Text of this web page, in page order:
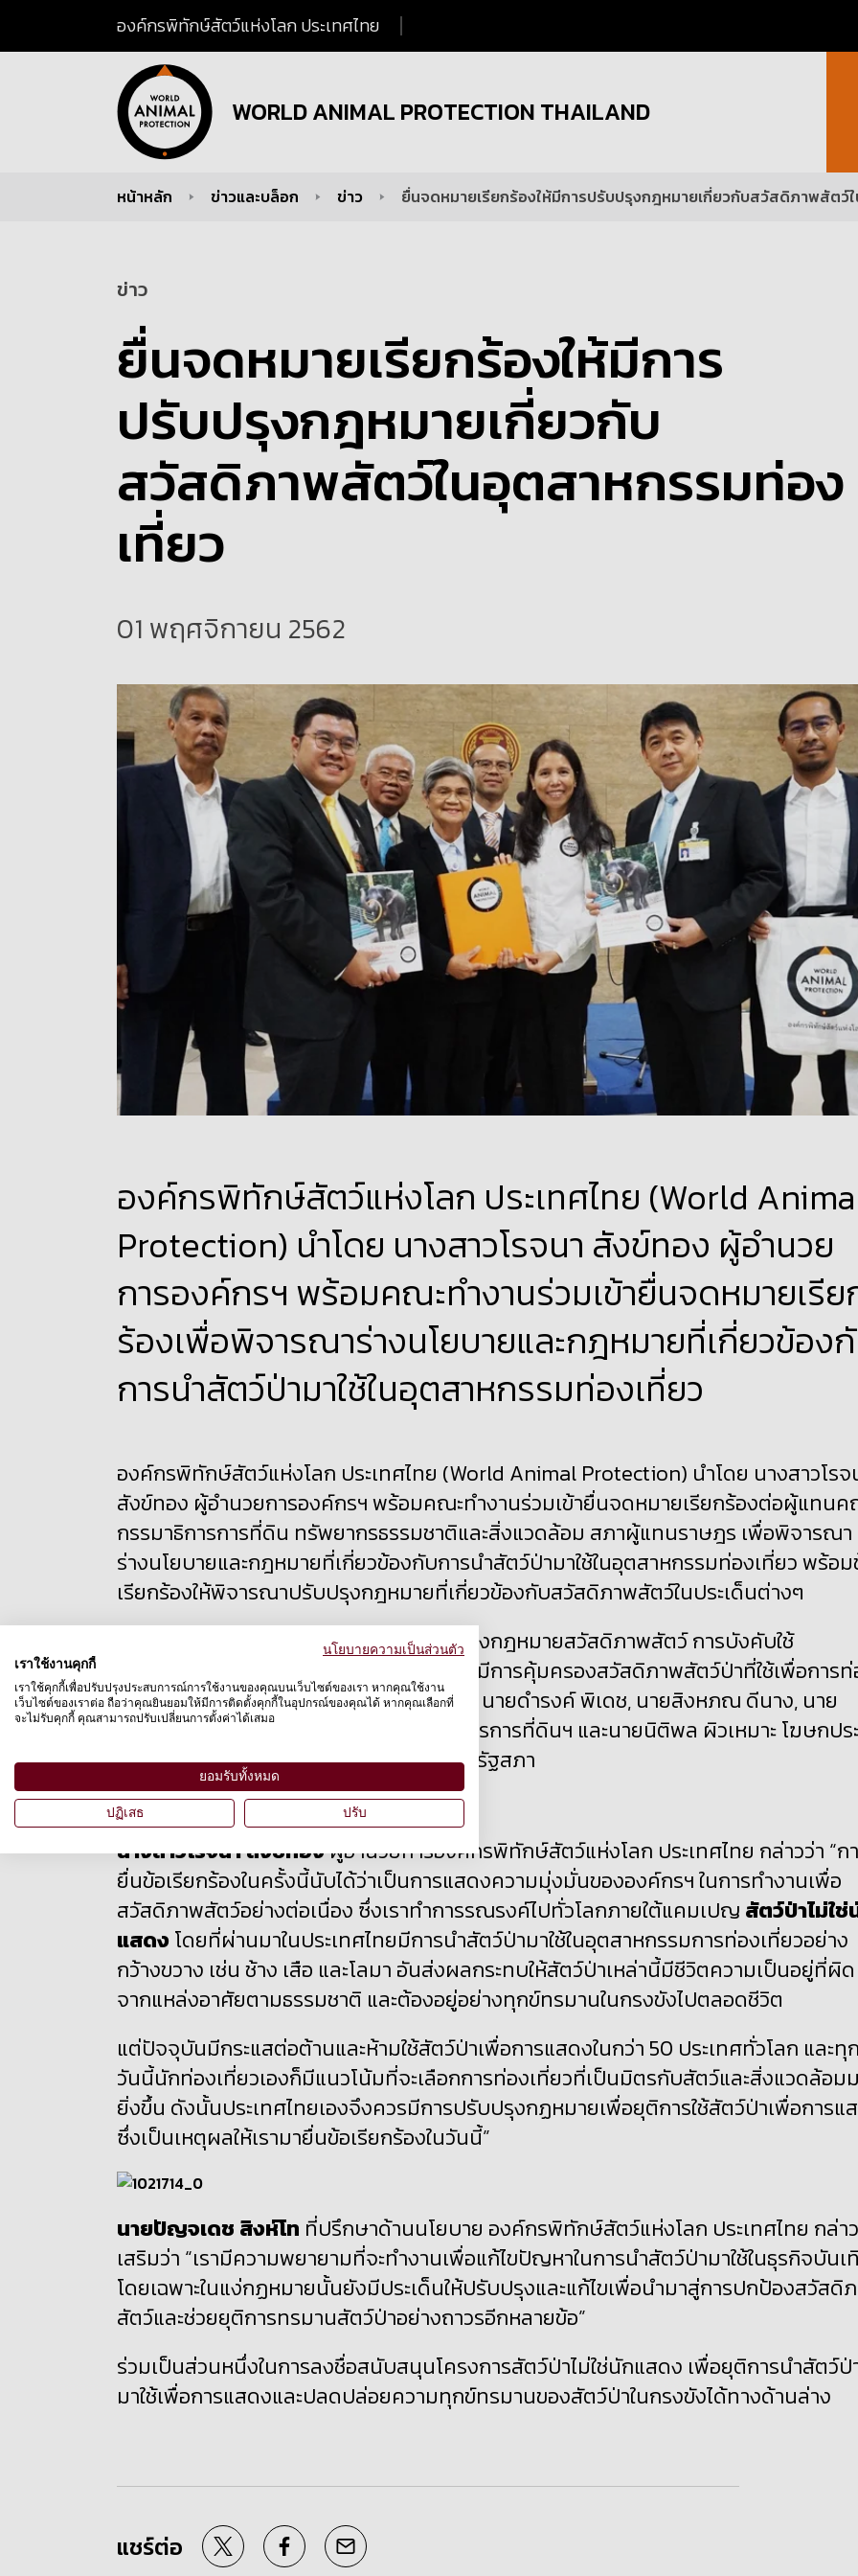
องค์กรพิทักษ์สัตว์แห่งโลก ประเทศไทย
WORLD ANIMAL PROTECTION THAILAND
You are here:หน้าหลัก ข่าวและบล็อก ข่าว ยื่นจดหมายเรียกร้องให้มีการปรับปรุงกฎหมายเกี่ยวกับสวัสดิภาพสัตว์
ยื่นจดหมายเรียกร้องให้มีการ
ปรับปรุงกฎหมายเกี่ยวกับ
สวัสดิภาพสัตว์ในอุตสาหกรรมท่อง
เที่ยว
ข่าว
01 พฤศจิกายน 2562
องค์กรพิทักษ์สัตว์แห่งโลก ประเทศไทย (World
Protection) นำโดย นางสาวโรจนา สังข์ทอง ผู้อำนวย
การองค์กรฯ พร้อมคณะทำงานร่วมเข้ายื่นจดหมายเรีย
ร้องเพื่อพิจารณาร่างนโยบายและกฎหมายที่เกี่ยวข้อง
การนำสัตว์ป่ามาใช้ในอุตสาหกรรมท่องเที่ยว
องค์กรพิทักษ์สัตว์แห่งโลก ประเทศไทย (World Animal Protection) นำโดย นางสาวโรจ
สังข์ทอง ผู้อำนวยการองค์กรฯ พร้อมคณะทำงานร่วมเข้ายื่นจดหมายเรียกร้องต่อผู้แทน
กรรมาธิการการที่ดิน ทรัพยากรธรรมชาติและสิ่งแวดล้อม สภาผู้แทนราษฎร เพื่อพิจารณา
ร่างนโยบายและกฎหมายที่เกี่ยวข้องกับการนำสัตว์ป่ามาใช้ในอุตสาหกรรมท่องเที่ยว พร้อ
เรียกร้องให้พิจารณาปรับปรุงกฎหมายที่เกี่ยวข้องกับสวัสดิภาพสัตว์ในประเด็นต่างๆ
อาทิ การจัดตั้งคณะอนุกรรมการเพื่อปรับปรุงกฎหมายสวัสดิภาพสัตว์ การบังคับใช้
พรบ.สงวนและคุ้มครองสัตว์ป่า 2562 เพื่อให้มีการคุ้มครองสวัสดิภาพสัตว์ป่าที่ใช้เพื่อการ
เที่ยวอย่างจริงจัง โดยมี นางผ่องศรี แซ่จึง, นายดํารงค์ พิเดช, นายสิงหภณ ดีนาง, นาย
สฤษฏ์พงษ์ เกี่ยวข้อง ผู้แทนคณะกรรมาธิการการที่ดินฯ และนายนิติพล ผิวเหมาะ โฆษกปร
กรรมาธิการฯ รับมอบข้อเรียกร้อง ณ อาคารรัฐสภา
นางสาวโรจนา สังข์ทองผู้อำนวยการองค์กรพิทักษ์สัตว์แห่งโลก ประเทศไทย กล่าวว่า “ก
ยื่นข้อเรียกร้องในครั้งนี้นับได้ว่าเป็นการแสดงความมุ่งมั่นขององค์กรฯ ในการทำงานเพื่อ
สวัสดิภาพสัตว์อย่างต่อเนื่อง ซึ่งเราทำการรณรงค์ไปทั่วโลกภายใต้แคมเปญ สัตว์ป่าไม่ใช่
แสดงโดยที่ผ่านมาในประเทศไทยมีการนำสัตว์ป่ามาใช้ในอุตสาหกรรมการท่องเที่ยวอย่าง
กว้างขวาง เช่น ช้าง เสือ และโลมา อันส่งผลกระทบให้สัตว์ป่าเหล่านี้มีชีวิตความเป็นอยู่ที่ผิด
จากแหล่งอาศัยตามธรรมชาติ และต้องอยู่อย่างทุกข์ทรมานในกรงขังไปตลอดชีวิต
แต่ปัจจุบันมีกระแสต่อต้านและห้ามใช้สัตว์ป่าเพื่อการแสดงในกว่า 50 ประเทศทั่วโลก และทุ
วันนี้นักท่องเที่ยวเองก็มีแนวโน้มที่จะเลือกการท่องเที่ยวที่เป็นมิตรกับสัตว์และสิ่งแวดล้อม
ยิ่งขึ้น ดังนั้นประเทศไทยเองจึงควรมีการปรับปรุงกฏหมายเพื่อยุติการใช้สัตว์ป่าเพื่อการแ
ซึ่งเป็นเหตุผลให้เรามายื่นข้อเรียกร้องในวันนี้”
นายปัญจเดช สิงห์โท ที่ปรึกษาด้านนโยบาย องค์กรพิทักษ์สัตว์แห่งโลก ประเทศไทย กล่าว
เสริมว่า “เรามีความพยายามที่จะทำงานเพื่อแก้ไขปัญหาในการนำสัตว์ป่ามาใช้ในธุรกิจบันเ
โดยเฉพาะในแง่กฏหมายนั้นยังมีประเด็นให้ปรับปรุงและแก้ไขเพื่อนำมาสู่การปกป้องสวัสดิ
สัตว์และช่วยยุติการทรมานสัตว์ป่าอย่างถาวรอีกหลายข้อ”
ร่วมเป็นส่วนหนึ่งในการลงชื่อสนับสนุนโครงการสัตว์ป่าไม่ใช่นักแสดง เพื่อยุติการนำสัตว์ป่
มาใช้เพื่อการแสดงและปลดปล่อยความทุกข์ทรมานของสัตว์ป่าในกรงขังได้ทางด้านล่าง
แชร์ต่อ
นโยบายความเป็นส่วนตัว
เราใช้งานคุกกี้
เราใช้คุกกี้เพื่อปรับปรุงประสบการณ์การใช้งานของคุณบนเว็บไซต์ของเรา หากคุณใช้งาน
เว็บไซต์ของเราต่อ ถือว่าคุณยินยอมให้มีการติดตั้งคุกกี้ในอุปกรณ์ของคุณได้ หากคุณเลือกที่
จะไม่รับคุกกี้ คุณสามารถปรับเปลี่ยนการตั้งค่าได้เสมอ
ยอมรับทั้งหมด
ปฏิเสธ ปรับ